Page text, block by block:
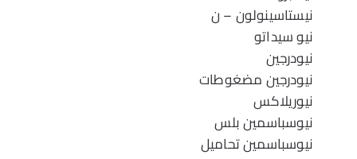
نيستاسينولون – ن
نيو سيداتو
نيودرجين
نيودرجين مضغوطات
نيوريلاكس
نيوسباسمين بلس
نيوسباسمين تحاميل